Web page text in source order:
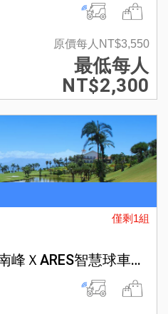
原價每人NT$3,550
最低每人
NT$2,300
僅剩1組
【平日18洞上午場】南峰ＸARES智慧球車方案